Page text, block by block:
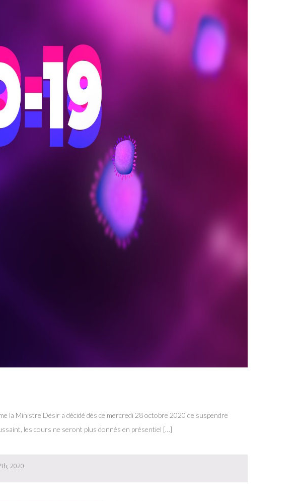
la Ministre Désir a décidé dès ce mercredi 28 octobre 2020 de suspendre
les cours ne seront plus donnés en présentiel […]
2020